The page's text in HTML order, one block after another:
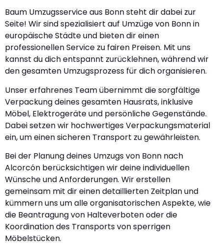
Baum Umzugsservice aus Bonn steht dir dabei zur
Seite! Wir sind spezialisiert auf Umzüge von Bonn in
europäische Städte und bieten dir einen
professionellen Service zu fairen Preisen. Mit uns
kannst du dich entspannt zurücklehnen, während wir
den gesamten Umzugsprozess für dich organisieren.
Unser erfahrenes Team übernimmt die sorgfältige
Verpackung deines gesamten Hausrats, inklusive
Möbel, Elektrogeräte und persönliche Gegenstände.
Dabei setzen wir hochwertiges Verpackungsmaterial
ein, um einen sicheren Transport zu gewährleisten.
Bei der Planung deines Umzugs von Bonn nach
Alcorcón berücksichtigen wir deine individuellen
Wünsche und Anforderungen. Wir erstellen
gemeinsam mit dir einen detaillierten Zeitplan und
kümmern uns um alle organisatorischen Aspekte, wie
die Beantragung von Halteverboten oder die
Koordination des Transports von sperrigen
Möbelstücken.